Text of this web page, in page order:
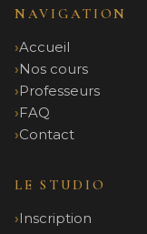
NAVIGATION
Accueil
Nos cours
Professeurs
FAQ
Contact
LE STUDIO
Inscription